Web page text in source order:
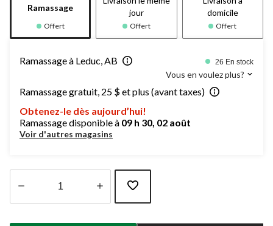
Ramassage
Offert
jour
Offert
domicile
Offert
Ramassage à Leduc, AB 26 En stock
Vous en voulez plus?
Ramassage gratuit, 25 $ et plus (avant taxes)
Obtenez-le dès aujourd’hui!
Ramassage disponible à 09 h 30, 02 août
Voir d'autres magasins